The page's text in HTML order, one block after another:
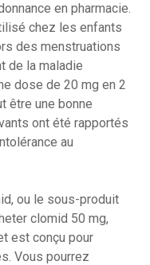
en pharmacie.
chez les enfants
des menstruations
de la maladie
dose de 20 mg en 2
être une bonne
ont été rapportés
au
ou le sous-produit
clomid 50 mg,
est conçu pour
Vous pourrez